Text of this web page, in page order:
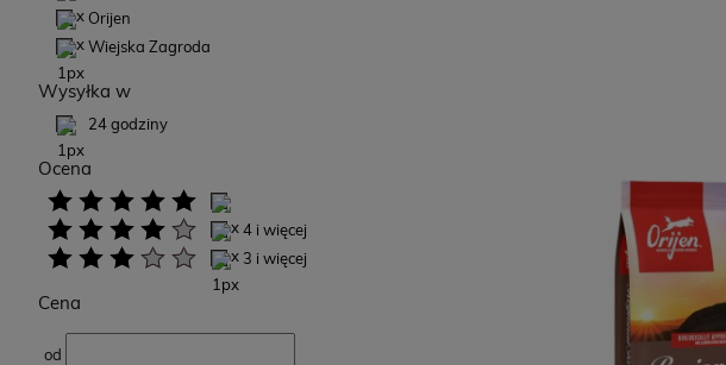
Orijen
Wiejska Zagroda
Wysyłka w
24 godziny
Ocena
4 i więcej
3 i więcej
Cena
od